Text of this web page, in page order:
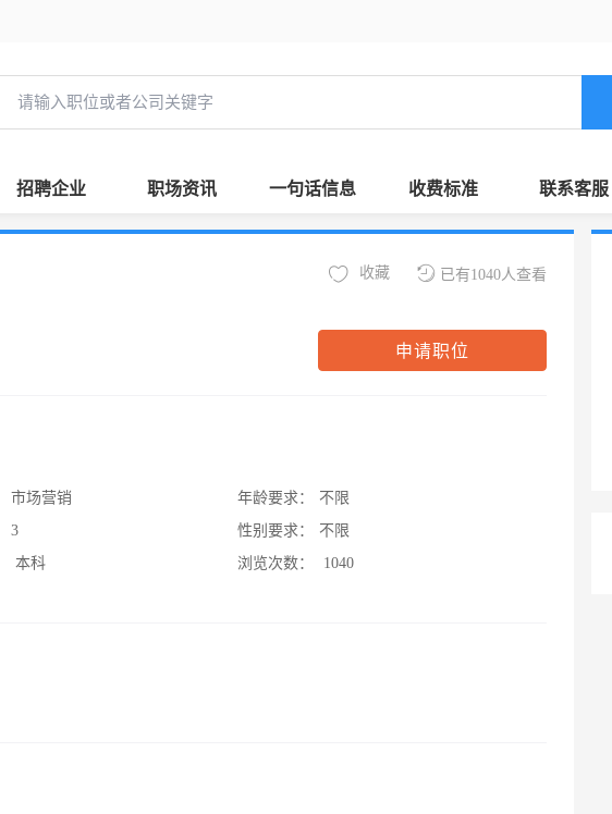
招聘企业 职场资讯 一句话信息 收费标准 联系客服
已有1040人查看
收藏
申请职位
市场营销
3
本科
年龄要求：
不限
性别要求：
不限
浏览次数：
1040